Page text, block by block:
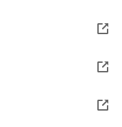
(Quedan 2 años)
(Quedan 2 años)